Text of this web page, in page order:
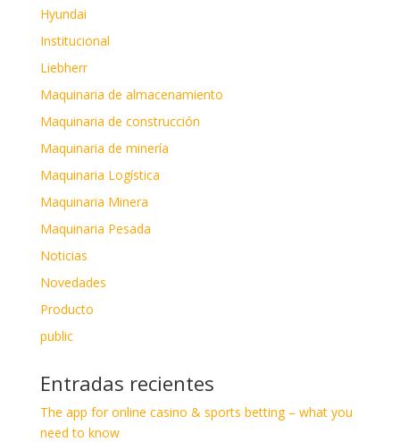
Hyundai
Institucional
Liebherr
Maquinaria de almacenamiento
Maquinaria de construcción
Maquinaria de minería
Maquinaria Logística
Maquinaria Minera
Maquinaria Pesada
Noticias
Novedades
Producto
public
Entradas recientes
The app for online casino & sports betting – what you
need to know